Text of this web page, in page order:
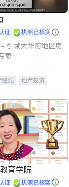
证 执照已核实
引领大华府地区房
家
经纪
地产投资
育学院
证 执照已核实